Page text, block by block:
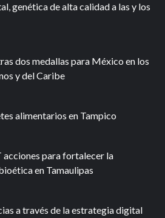
genética de alta calidad a las y los
dos medallas para México en los
y del Caribe
alimentarios en Tampico
acciones para fortalecer la
en Tamaulipas
a través de la estrategia digital